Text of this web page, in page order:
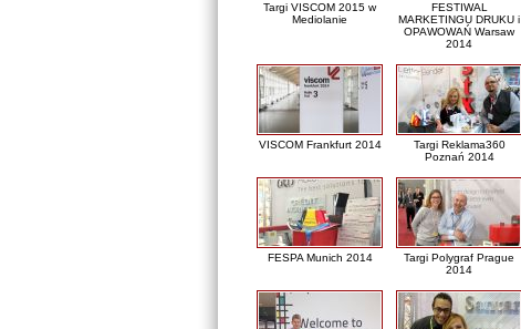
Targi VISCOM 2015 w
Mediolanie
FESTIWAL
MARKETINGU DRUKU i
OPAWOWAŃ Warsaw
2014
VISCOM Frankfurt 2014
Targi Reklama360
Poznań 2014
FESPA Munich 2014
Targi Polygraf Prague
2014